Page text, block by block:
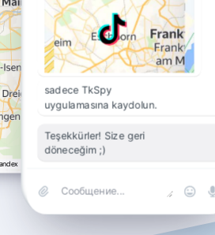
sadece TkSpy
uygulamasına kaydolun.
Teşekkürler! Size geri
döneceğim ;)